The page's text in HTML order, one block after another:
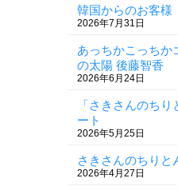
韓国からのお客様
2026年7月31日
あっちかこっちか
の太陽 後藤智香
2026年6月24日
「さきさんのち
ート
2026年5月25日
さきさんのちりと
2026年4月27日